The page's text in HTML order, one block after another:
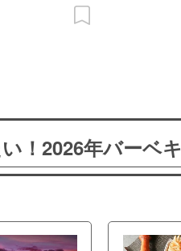
！2026年バーベ